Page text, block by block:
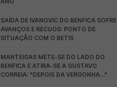
SAÍDA DE IVANOVIC DO BENFICA SOFRE
AVANÇOS E RECUOS: PONTO DE
SITUAÇÃO COM O BETIS
MANTEIGAS METE-SE DO LADO DO
BENFICA E ATIRA-SE A GUSTAVO
CORREIA: "DEPOIS DA VERGONHA…"